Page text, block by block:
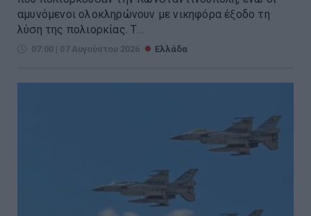
αμυνόμενοι ολοκληρώνουν με νικηφόρα έξοδο τη
λύση της πολιορκίας. Τ...
07:00 | 07 Αυγούστου 2026 Ελλάδα